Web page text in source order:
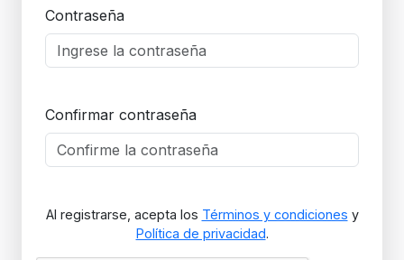
Contraseña
Confirmar contraseña
Al registrarse, acepta los Términos y condiciones y
Política de privacidad.